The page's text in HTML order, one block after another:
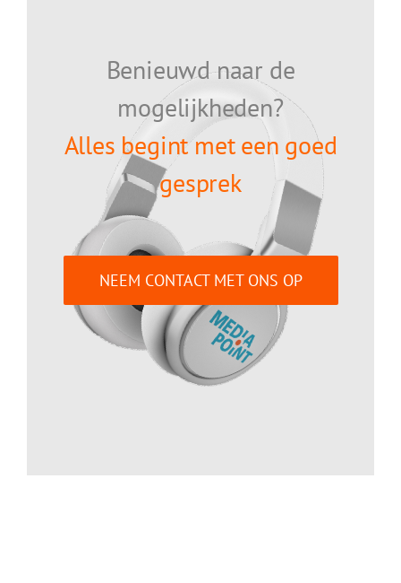
Benieuwd naar de
mogelijkheden?
Alles begint met een goed
gesprek
NEEM CONTACT MET ONS OP